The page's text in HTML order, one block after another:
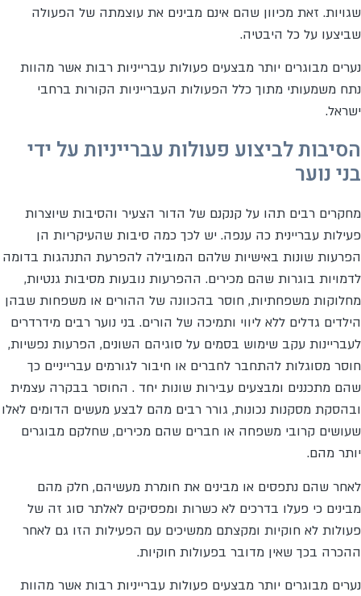
שגויות. זאת מכיוון שהם אינם מבינים את עוצמתה של הפעולה
שביצעו על כל היבטיה.
נערים מבוגרים יותר מבצעים פעולות עברייניות רבות אשר מהוות
נתח משמעותי מתוך כלל הפעולות העברייניות הקורות ברחבי
ישראל.
הסיבות לביצוע פעולות עברייניות על ידי
בני נוער
מחקרים רבים תהו על קנקנם של הדור הצעיר והסיבות שיוצרות
פעילות עבריינית כה ענפה. יש לכך כמה סיבות שהעיקריות הן
הפרעות שונות באישיות שלהם המובילה להפרעת התנהגות בדומה
לדמויות בוגרות שהם מכירים. ההפרעות נובעות מסיבות גנטיות,
מחלוקות משפחתיות, חוסר בהכוונה של ההורים או משפחות שבהן
הילדים גדלים ללא ליווי ותמיכה של הורים. בני נוער רבים מידרדרים
לעבריינות עקב שימוש בסמים על סוגיהם השונים, הפרעות נפשיות,
חוסר מסוגלות להתחבר לחברים או חיבור לגורמים עברייניים כך
שהם מתכננים ומבצעים עבירות שונות יחד . החוסר בבקרה עצמית
ובהסקת מסקנות נכונות, גורר רבים מהם לבצע מעשים הדומים לאלו
שעושים קרובי משפחה או חברים שהם מכירים, שחלקם מבוגרים
יותר מהם.
לאחר שהם נתפסים או מבינים את חומרת מעשיהם, חלק מהם
מבינים כי פעלו בדרכים לא כשרות ומפסיקים לאלתר סוג זה של
פעולות לא חוקיות ומקצתם ממשיכים עם הפעילות הזו גם לאחר
ההכרה בכך שאין מדובר בפעולות חוקיות.
נערים מבוגרים יותר מבצעים פעולות עברייניות רבות אשר מהוות